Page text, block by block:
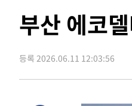
-6547초 전 >
수도권 40도 육박
-5516초 전 >
온열질환 사망자
1시간 전 >백운산서 80년근 천
1시간 전 >선재도서 해루질 나
부산 에코
등록 2026.06.11 12:03:56